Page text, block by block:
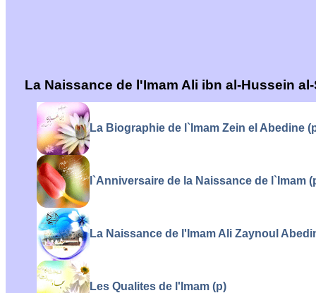
La Naissance de l'Imam Ali ibn al-Hussein
La Biographie de l`Imam Zein el Abedine
l`Anniversaire de la Naissance de l`Imam
La Naissance de l'Imam Ali Zaynoul
Les Qualites de l'Imam (p)